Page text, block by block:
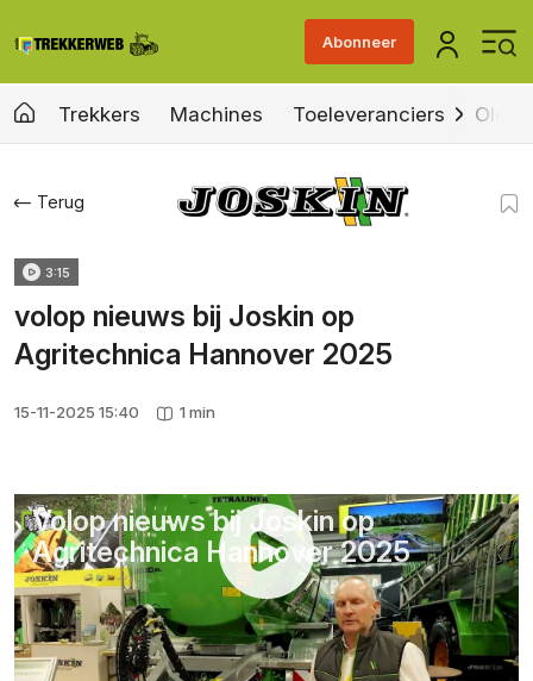
Abonneer
Trekkers Machines Toeleveranciers Old &
Terug
3:15
volop nieuws bij Joskin op
Agritechnica Hannover 2025
15-11-2025 15:40 1 min
Volop nieuws bij Joskin op
Agritechnica Hannover 2025